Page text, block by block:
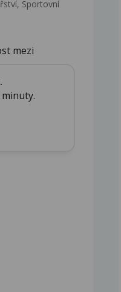
Sportovní
mezi